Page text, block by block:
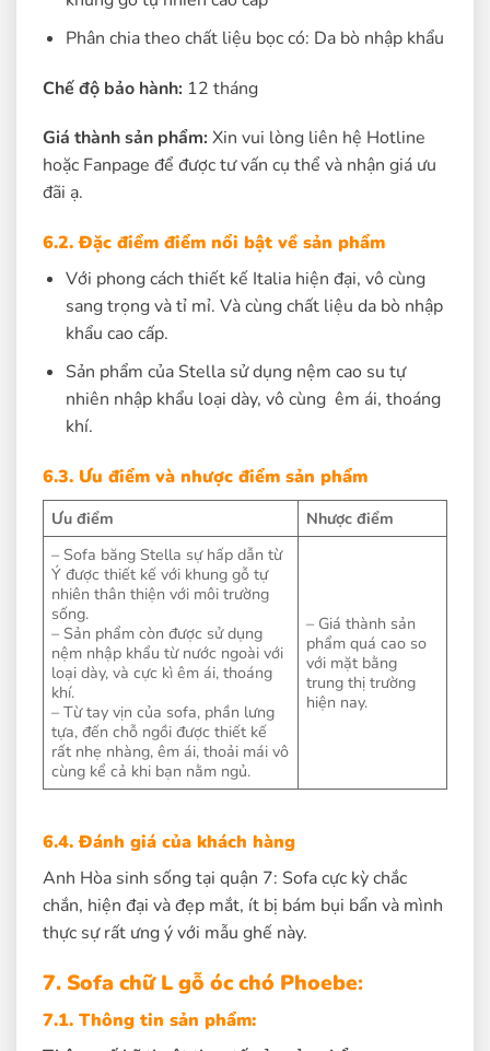
Phân chia theo chất liệu bọc có: Da bò nhập khẩu
Chế độ bảo hành: 12 tháng
Giá thành sản phẩm:Xin vui lòng liên hệ Hotline
hoặc Fanpage để được tư vấn cụ thể và nhận giá ưu
đãi ạ.
6.2. Đặc điểm điểm nổi bật về sản phẩm
Với phong cách thiết kế Italia hiện đại, vô cùng
sang trọng và tỉ mỉ. Và cùng chất liệu da bò nhập
khẩu cao cấp.
Sản phẩm của Stella sử dụng nệm cao su tự
nhiên nhập khẩu loại dày, vô cùng êm ái, thoáng
khí.
6.3. Ưu điểm và nhược điểm sản phẩm
Ưu điểm
Nhược điểm
– Sofa băng Stella sự hấp dẫn từ
Ý được thiết kế với khung gỗ tự
nhiên thân thiện với môi trường
sống.
– Sản phẩm còn được sử dụng
nệm nhập khẩu từ nước ngoài với
loại dày, và cực kì êm ái, thoáng
khí.
– Từ tay vịn của sofa, phần lưng
tựa, đến chỗ ngồi được thiết kế
rất nhẹ nhàng, êm ái, thoải mái vô
cùng kể cả khi bạn nằm ngủ.
– Giá thành sản
phẩm quá cao so
với mặt bằng
trung thị trường
hiện nay.
6.4. Đánh giá của khách hàng
Anh Hòa sinh sống tại quận 7: Sofa cực kỳ chắc
chắn, hiện đại và đẹp mắt, ít bị bám bụi bẩn và mình
thực sự rất ưng ý với mẫu ghế này.
7. Sofa chữ L gỗ óc chó Phoebe:
7.1. Thông tin sản phẩm: